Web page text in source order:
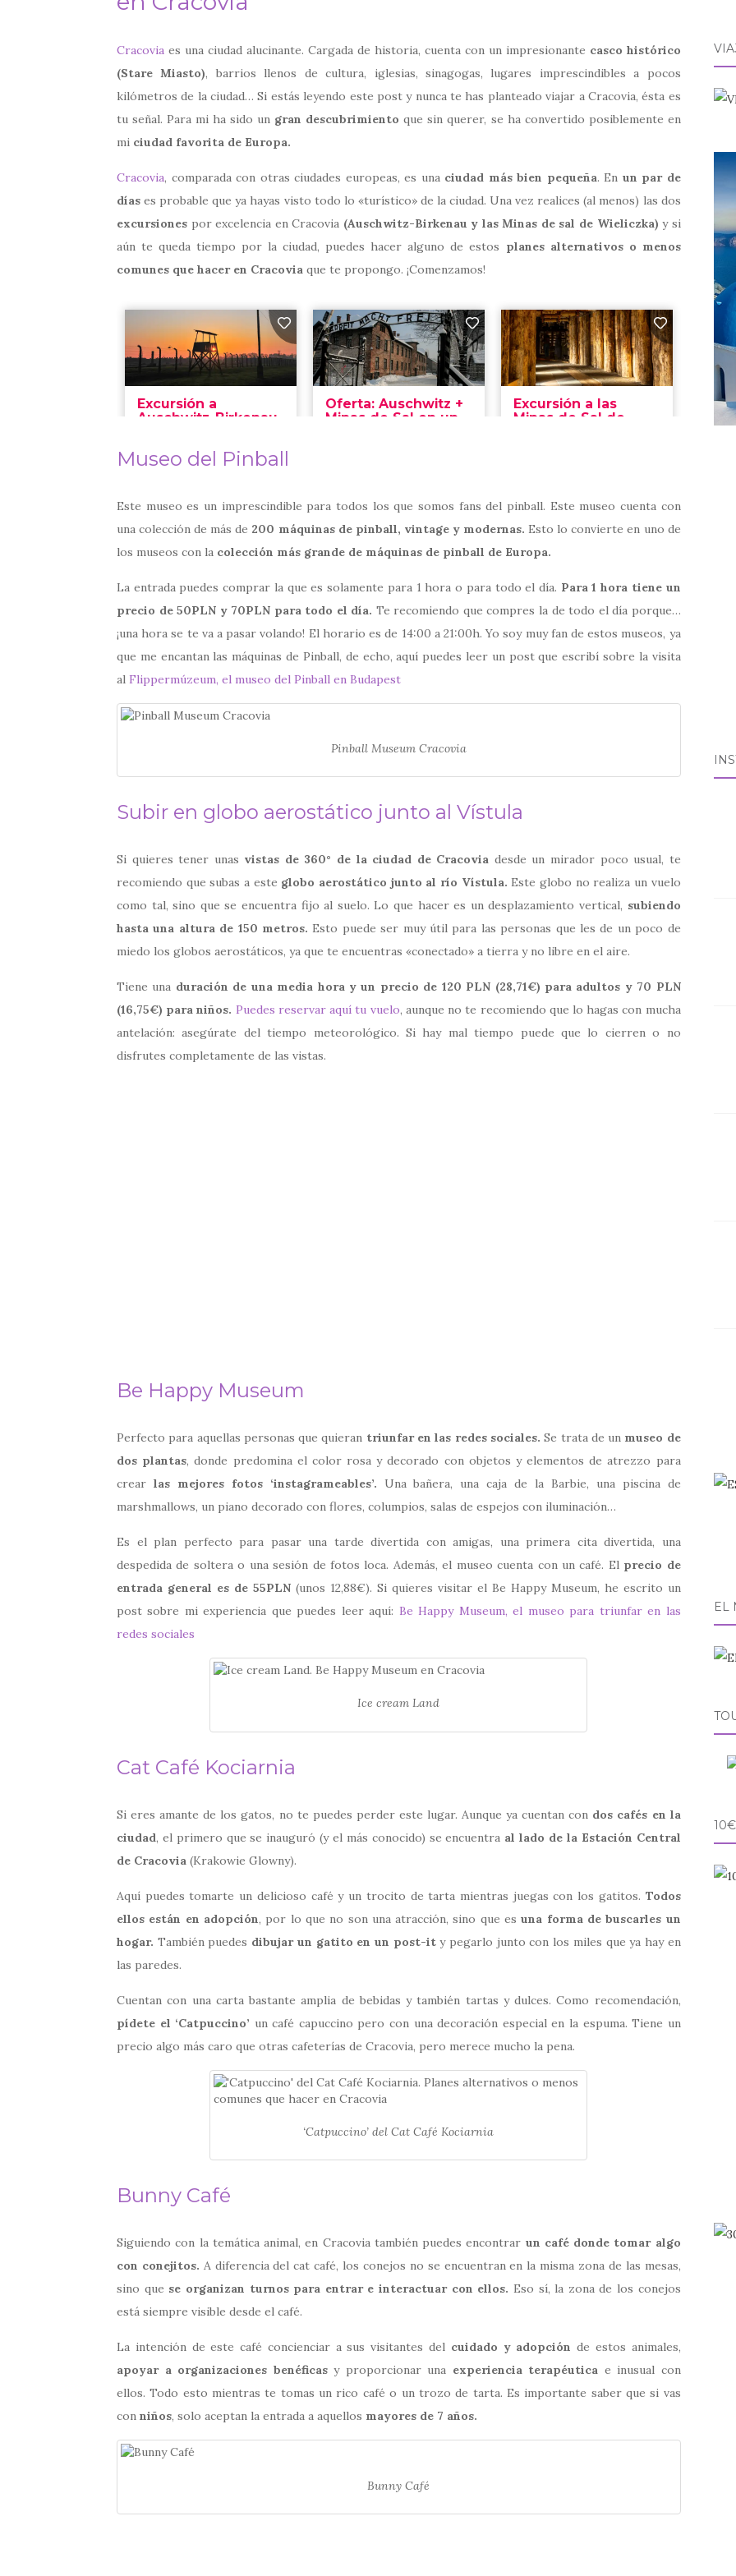
Cracovia es una ciudad alucinante. Cargada de historia, cuenta con un impresionante casco histórico
(Stare Miasto), barrios llenos de cultura, iglesias, sinagogas, lugares imprescindibles a pocos
kilómetros de la ciudad… Si estás leyendo este post y nunca te has planteado viajar a Cracovia, ésta es
tu señal. Para mi ha sido un gran descubrimiento que sin querer, se ha convertido posiblemente en
mi ciudad favorita de Europa.
Cracovia, comparada con otras ciudades europeas, es una ciudad más bien pequeña. En un par de
días es probable que ya hayas visto todo lo «turístico» de la ciudad. Una vez realices (al menos) las dos
excursiones por excelencia en Cracovia (Auschwitz-Birkenau y las Minas de sal de Wieliczka) y si
aún te queda tiempo por la ciudad, puedes hacer alguno de estos planes alternativos o menos
comunes que hacer en Cracovia que te propongo. ¡Comenzamos!
Museo del Pinball
Este museo es un imprescindible para todos los que somos fans del pinball. Este museo cuenta con
una colección de más de 200 máquinas de pinball, vintage y modernas. Esto lo convierte en uno de
los museos con la colección más grande de máquinas de pinball de Europa.
La entrada puedes comprar la que es solamente para 1 hora o para todo el día. Para 1 hora tiene un
precio de 50PLN y 70PLN para todo el día. Te recomiendo que compres la de todo el día porque…
¡una hora se te va a pasar volando! El horario es de 14:00 a 21:00h. Yo soy muy fan de estos museos, ya
que me encantan las máquinas de Pinball, de echo, aquí puedes leer un post que escribí sobre la visita
al Flippermúzeum, el museo del Pinball en Budapest
Pinball Museum Cracovia
Subir en globo aerostático junto al Vístula
Si quieres tener unas vistas de 360° de la ciudad de Cracovia desde un mirador poco usual, te
recomiendo que subas a este globo aerostático junto al río Vístula. Este globo no realiza un vuelo
como tal, sino que se encuentra fijo al suelo. Lo que hacer es un desplazamiento vertical, subiendo
hasta una altura de 150 metros. Esto puede ser muy útil para las personas que les de un poco de
miedo los globos aerostáticos, ya que te encuentras «conectado» a tierra y no libre en el aire.
Tiene una duración de una media hora y un precio de 120 PLN (28,71€) para adultos y 70 PLN
(16,75€) para niños. Puedes reservar aquí tu vuelo, aunque no te recomiendo que lo hagas con mucha
antelación: asegúrate del tiempo meteorológico. Si hay mal tiempo puede que lo cierren o no
disfrutes completamente de las vistas.
Be Happy Museum
Perfecto para aquellas personas que quieran triunfar en las redes sociales. Se trata de un museo de
dos plantas, donde predomina el color rosa y decorado con objetos y elementos de atrezzo para
crear las mejores fotos ‘instagrameables’. Una bañera, una caja de la Barbie, una piscina de
marshmallows, un piano decorado con flores, columpios, salas de espejos con iluminación…
Es el plan perfecto para pasar una tarde divertida con amigas, una primera cita divertida, una
despedida de soltera o una sesión de fotos loca. Además, el museo cuenta con un café. El precio de
entrada general es de 55PLN(unos 12,88€). Si quieres visitar el Be Happy Museum, he escrito un
post sobre mi experiencia que puedes leer aquí: Be Happy Museum, el museo para triunfar en las
redes sociales
Ice cream Land
Cat Café Kociarnia
Si eres amante de los gatos, no te puedes perder este lugar. Aunque ya cuentan con dos cafés en la
ciudad, el primero que se inauguró (y el más conocido) se encuentra al lado de la Estación Central
de Cracovia (Krakowie Glowny).
Aquí puedes tomarte un delicioso café y un trocito de tarta mientras juegas con los gatitos. Todos
ellos están en adopción, por lo que no son una atracción, sino que es una forma de buscarles un
hogar. También puedes dibujar un gatito en un post-ity pegarlo junto con los miles que ya hay en
las paredes.
Cuentan con una carta bastante amplia de bebidas y también tartas y dulces. Como recomendación,
pídete el ‘Catpuccino’ un café capuccino pero con una decoración especial en la espuma. Tiene un
precio algo más caro que otras cafeterías de Cracovia, pero merece mucho la pena.
‘Catpuccino’ del Cat Café Kociarnia
Bunny Café
Siguiendo con la temática animal, en Cracovia también puedes encontrar un café donde tomar algo
con conejitos. A diferencia del cat café, los conejos no se encuentran en la misma zona de las mesas,
sino que se organizan turnos para entrar e interactuar con ellos. Eso sí, la zona de los conejos
está siempre visible desde el café.
La intención de este café concienciar a sus visitantes del cuidado y adopción de estos animales,
apoyar a organizaciones benéficasy proporcionar una experiencia terapéutica e inusual con
ellos. Todo esto mientras te tomas un rico café o un trozo de tarta. Es importante saber que si vas
con niños, solo aceptan la entrada a aquellos mayores de 7 años.
Bunny Café
EL